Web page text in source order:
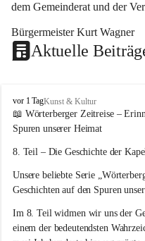
dem Gemeinderat und der
Bürgermeister Kurt Wagner
Aktuelle
W
ö
r
e
b
e
g
vor 1 TagKunst & Kultur
📖 Wörterberger Zeitreise –
Spuren unserer Heimat
8. Teil – Die Geschichte der
Unsere beliebte Serie
Geschichten auf den Spuren
Im 8. Teil widmen wir uns der
einem der bedeutendsten